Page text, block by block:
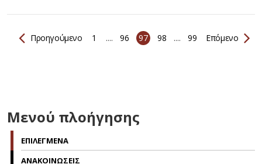
Προηγούμενο 1 .... 96 97 98 .... 99 Επόμενο
Μενού πλοήγησης
ΕΠΙΛΕΓΜΕΝΑ
ΑΝΑΚΟΙΝΩΣΕΙΣ